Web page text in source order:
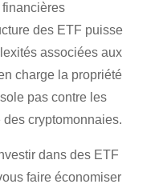
des ETF puisse
associées aux
charge la propriété
pas contre les
cryptomonnaies.
dans des ETF
faire économiser